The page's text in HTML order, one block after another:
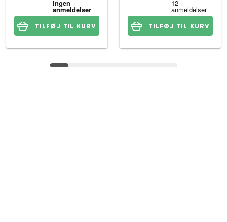
TILFØJ TIL KURV TILFØJ TIL KURV